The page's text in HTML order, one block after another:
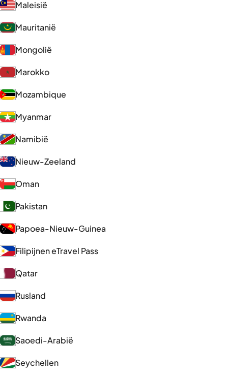
Maleisië
Mauritanië
Mongolië
Marokko
Mozambique
Myanmar
Namibië
Nieuw-Zeeland
Oman
Pakistan
Papoea-Nieuw-Guinea
Filipijnen eTravel Pass
Qatar
Rusland
Rwanda
Saoedi-Arabië
Seychellen